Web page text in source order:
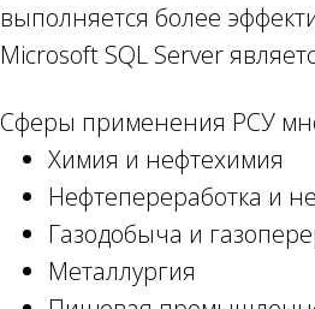
выполняется более
Microsoft SQL Server
Сферы применения РСУ
Химия и нефтехимия
Нефтепереработка и
Газодобыча и
Металлургия